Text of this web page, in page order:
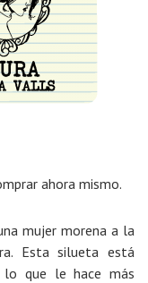
ahora mismo.
mujer morena a la
Esta silueta está
lo que le hace más